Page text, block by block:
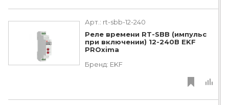
Арт.: rt-sbb-12-240
Реле времени RT-SBB (импульс
при включении) 12-240В EKF
PROxima
Бренд: EKF